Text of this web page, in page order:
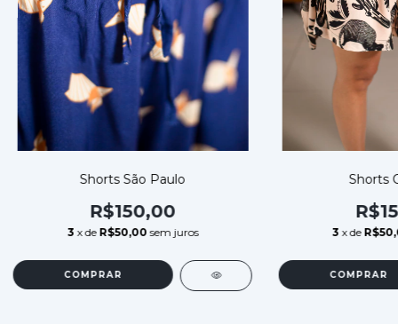
Shorts São Paulo
R$150,00
3 x de R$50,00 sem juros
Shorts
3 x de